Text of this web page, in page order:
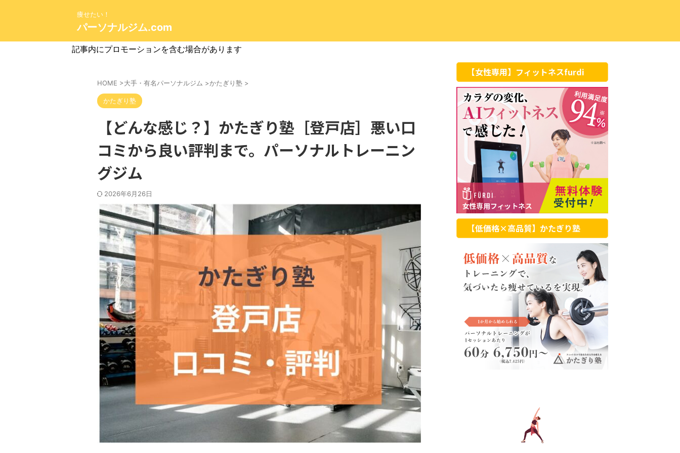
痩せたい！
パーソナルジム.com
記事内にプロモーションを含む場合があります
HOME >大手・有名パーソナルジム >かたぎり塾 >
かたぎり塾
【どんな感じ？】かたぎり塾［登戸店］悪い口
コミから良い評判まで。パーソナルトレーニン
グジム
2026年6月26日
【女性専用】フィットネスfurdi
【低価格×高品質】かたぎり塾